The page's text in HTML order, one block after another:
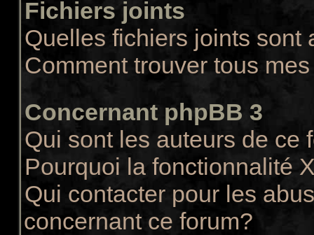
Fichiers joints
Quelles fichiers joints sont
Comment trouver tous
Concernant phpBB 3
Qui sont les auteurs de ce
Pourquoi la fonctionnalité
Qui contacter pour les
concernant ce forum?